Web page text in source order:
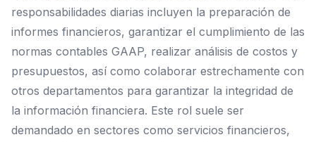
responsabilidades diarias incluyen la preparación de
informes financieros, garantizar el cumplimiento de las
normas contables GAAP, realizar análisis de costos y
presupuestos, así como colaborar estrechamente con
otros departamentos para garantizar la integridad de
la información financiera. Este rol suele ser
demandado en sectores como servicios financieros,